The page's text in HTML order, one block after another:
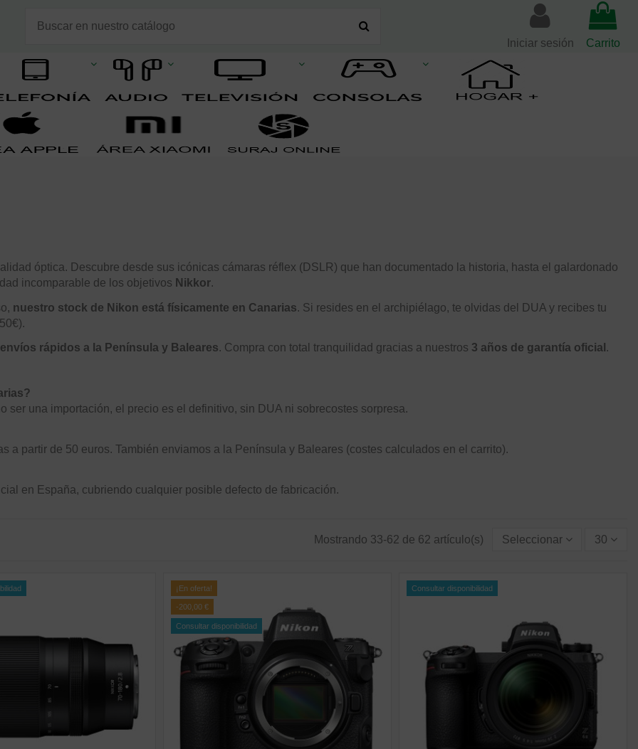
Iniciar sesión Carrito
óptica. Descubre desde sus icónicas cámaras réflex (DSLR) que han documentado la historia, hasta el galardonado
incomparable de los objetivos Nikkor.
nuestro stock de Nikon está físicamente en Canarias. Si resides en el archipiélago, te olvidas del DUA y recibes tu
envíos rápidos a la Península y Baleares. Compra con total tranquilidad gracias a nuestros 3 años de garantía oficial .
ser una importación, el precio es el definitivo, sin DUA ni sobrecostes sorpresa.
a partir de 50 euros. También enviamos a la Península y Baleares (costes calculados en el carrito).
en España, cubriendo cualquier posible defecto de fabricación.
Mostrando 33-62 de 62 artículo(s) Seleccionar 30
¡En oferta!
-200,00 €
Consultar disponibilidad
Consultar disponibilidad